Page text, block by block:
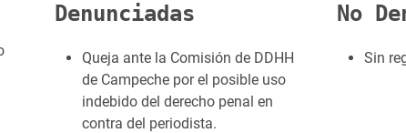
Denunciadas
Queja ante la Comisión de DDHH
de Campeche por el posible uso
indebido del derecho penal en
contra del periodista.
No
Sin